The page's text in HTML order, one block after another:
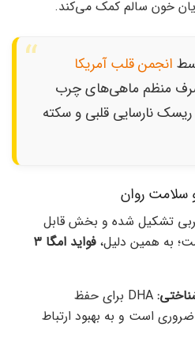
خون سالم کمک می‌کند.
انجمن قلب آمریکا
منظم ماهی‌های چرب
با کاهش ریسک نارسایی قلبی و سکته
درصد از چربی تشکیل شده و بخش قابل
فواید امگا ۳
DHA برای حفظ
است و به بهبود ارتباط